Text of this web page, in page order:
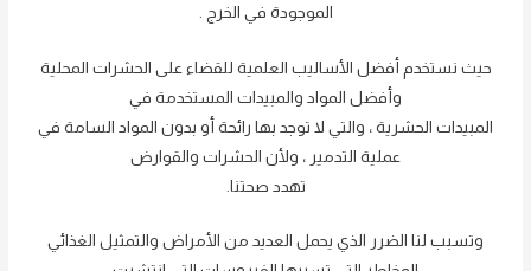
الموجودة في الخرج .
حيث نستخدم أفضل الأساليب العلمية للقضاء على الحشرات المحلية
وأفضل المواد والمبيدات المستخدمة في
المبيدات الحشرية ، والتي لا توجد بها رائحة أو بدون المواد السامة في
عملية التدمير ، ولأن الحشرات والقوارض
تهدد صحتنا.
وتسبب لنا الضرر الذي يحمل العديد من الأمراض والتمثيل الغذائي